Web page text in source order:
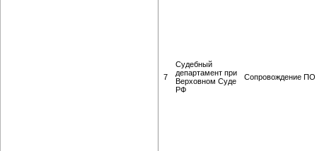
7
Судебный
департамент при
Верховном Суде
РФ
Сопровождение ПО